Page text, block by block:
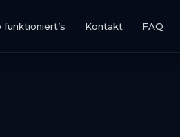
funktioniert’s Kontakt FAQ